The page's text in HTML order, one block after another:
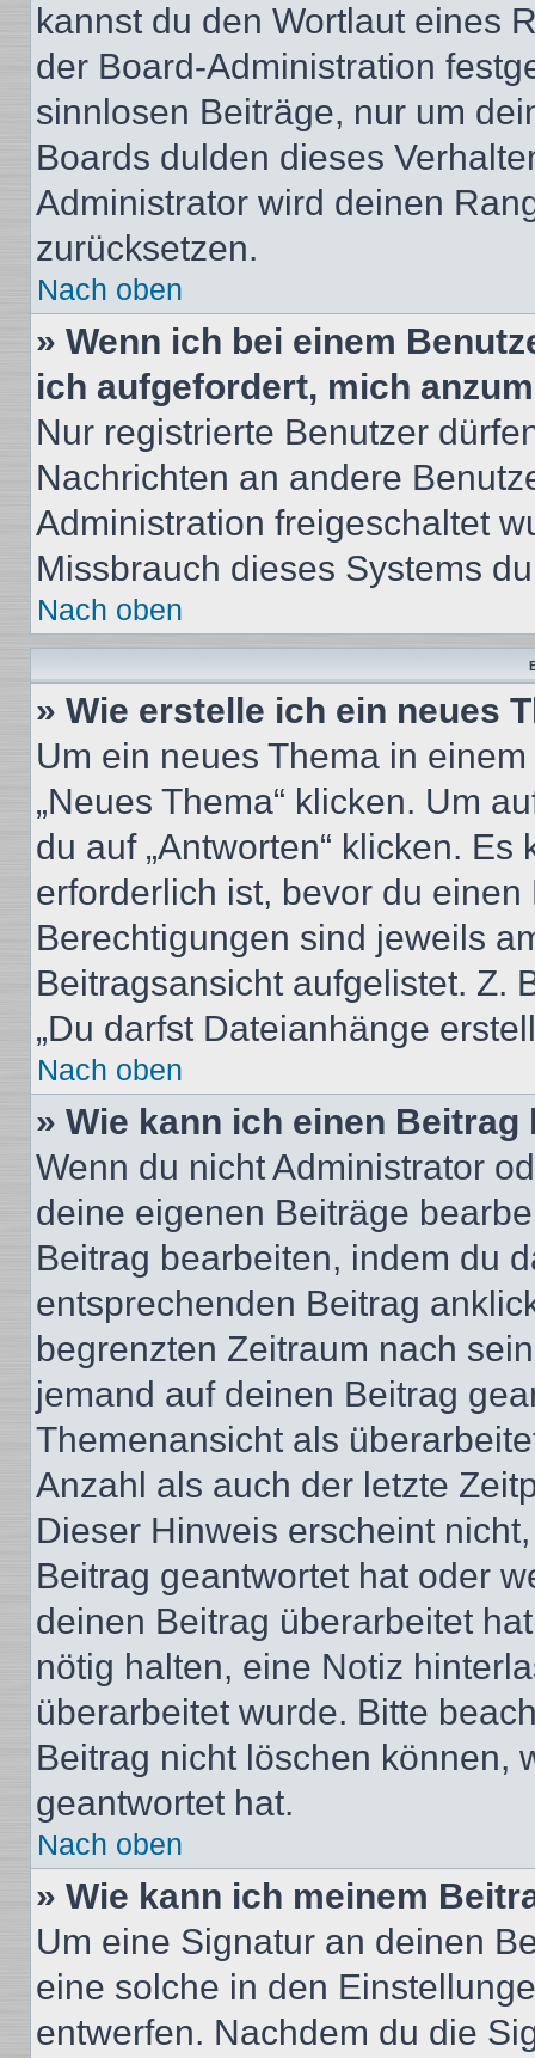
kannst du den Wortlaut eines
der Board-Administration
sinnlosen Beiträge, nur um
Boards dulden dieses
Administrator wird deinen
zurücksetzen.
Nach oben
» Wenn ich bei einem
ich aufgefordert, mich
Nur registrierte Benutzer
Nachrichten an andere
Administration freigeschaltet
Missbrauch dieses Systems
Nach oben
» Wie erstelle ich ein neues
Um ein neues Thema in
„Neues Thema“ klicken. Um
du auf „Antworten“ klicken.
erforderlich ist, bevor du
Berechtigungen sind jeweils
Beitragsansicht aufgelistet. Z.
„Du darfst Dateianhänge
Nach oben
» Wie kann ich einen
Wenn du nicht Administrator
deine eigenen Beiträge
Beitrag bearbeiten, indem du
entsprechenden Beitrag
begrenzten Zeitraum nach
jemand auf deinen Beitrag
Themenansicht als
Anzahl als auch der letzte
Dieser Hinweis erscheint
Beitrag geantwortet hat oder
deinen Beitrag überarbeitet
nötig halten, eine Notiz
überarbeitet wurde. Bitte
Beitrag nicht löschen können,
geantwortet hat.
Nach oben
» Wie kann ich meinem
Um eine Signatur an deinen
eine solche in den
entwerfen. Nachdem du die